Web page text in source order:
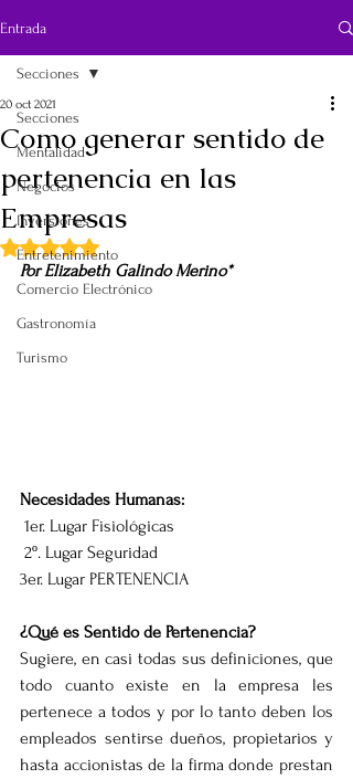
Entrada
Secciones
Mentalidad
Negocios
Inversiones
Entretenimiento
Comercio Electrónico
Gastronomía
Turismo
Secciones
Como generar sentido de
pertenencia en las
Empresas
20 oct 2021
Obtuvo NaN de 5 estrellas.
Por Elizabeth Galindo Merino*
Necesidades Humanas:
1er. Lugar Fisiológicas
2º. Lugar Seguridad
3er. Lugar PERTENENCIA
¿Qué es Sentido de Pertenencia?
Sugiere, en casi todas sus definiciones, que
todo cuanto existe en la empresa les
pertenece a todos y por lo tanto deben los
empleados sentirse dueños, propietarios y
hasta accionistas de la firma donde prestan